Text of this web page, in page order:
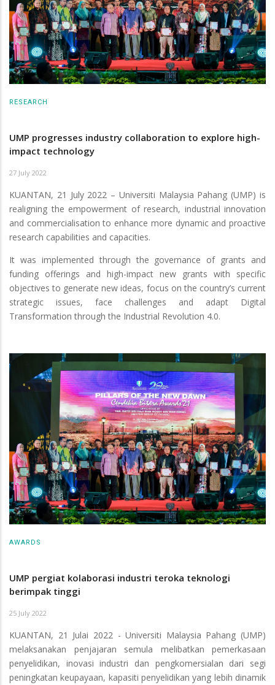
RESEARCH
UMP progresses industry collaboration to explore high-
impact technology
27 July 2022
KUANTAN, 21 July 2022 – Universiti Malaysia Pahang (UMP) is
realigning the empowerment of research, industrial innovation
and commercialisation to enhance more dynamic and proactive
research capabilities and capacities.
It was implemented through the governance of grants and
funding offerings and high-impact new grants with specific
objectives to generate new ideas, focus on the country’s current
strategic issues, face challenges and adapt Digital
Transformation through the Industrial Revolution 4.0.
AWARDS
UMP pergiat kolaborasi industri teroka teknologi
berimpak tinggi
25 July 2022
KUANTAN, 21 Julai 2022 - Universiti Malaysia Pahang (UMP)
melaksanakan penjajaran semula melibatkan pemerkasaan
penyelidikan, inovasi industri dan pengkomersialan dari segi
peningkatan keupayaan, kapasiti penyelidikan yang lebih dinamik